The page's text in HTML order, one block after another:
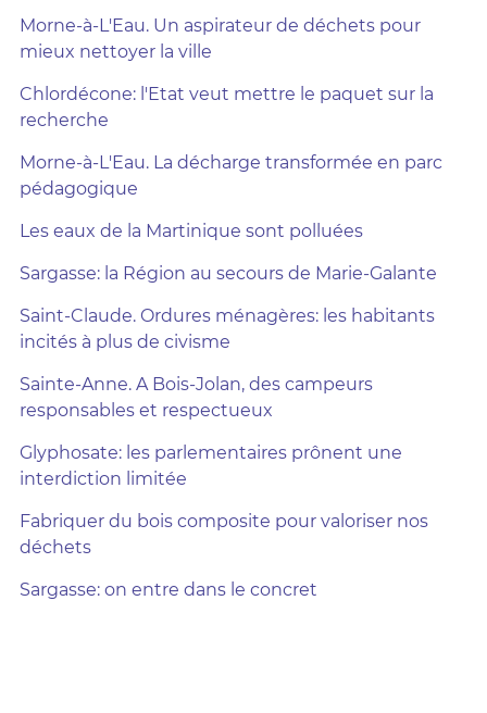
Morne-à-L'Eau. Un aspirateur de déchets pour
mieux nettoyer la ville
Chlordécone: l'Etat veut mettre le paquet sur la
recherche
Morne-à-L'Eau. La décharge transformée en parc
pédagogique
Les eaux de la Martinique sont polluées
Sargasse: la Région au secours de Marie-Galante
Saint-Claude. Ordures ménagères: les habitants
incités à plus de civisme
Sainte-Anne. A Bois-Jolan, des campeurs
responsables et respectueux
Glyphosate: les parlementaires prônent une
interdiction limitée
Fabriquer du bois composite pour valoriser nos
déchets
Sargasse: on entre dans le concret